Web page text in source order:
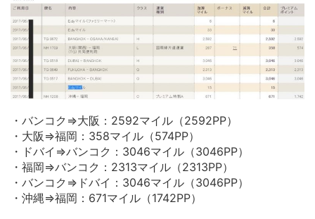
・バンコク⇒大阪：2592マイル（2592PP）
・大阪⇒福岡：358マイル（574PP）
・ドバイ⇒バンコク：3046マイル（3046PP）
・福岡⇒バンコク：2313マイル（2313PP）
・バンコク⇒ドバイ：3046マイル（3046PP）
・沖縄⇒福岡：671マイル（1742PP）